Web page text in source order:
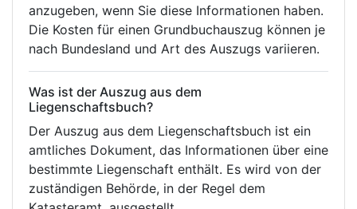
anzugeben, wenn Sie diese Informationen haben.
Die Kosten für einen Grundbuchauszug können je
nach Bundesland und Art des Auszugs variieren.
Was ist der Auszug aus dem
Liegenschaftsbuch?
Der Auszug aus dem Liegenschaftsbuch ist ein
amtliches Dokument, das Informationen über eine
bestimmte Liegenschaft enthält. Es wird von der
zuständigen Behörde, in der Regel dem